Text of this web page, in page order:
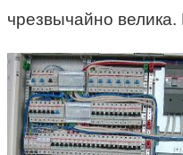
чрезвычайно